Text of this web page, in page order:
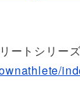
ートシリー